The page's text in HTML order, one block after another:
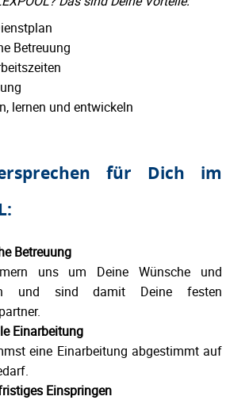
Betreuung
lernen und entwickeln
für Dich im
Betreuung
uns um Deine Wünsche und
und sind damit Deine festen
Einarbeitung
eine Einarbeitung abgestimmt auf
Einspringen